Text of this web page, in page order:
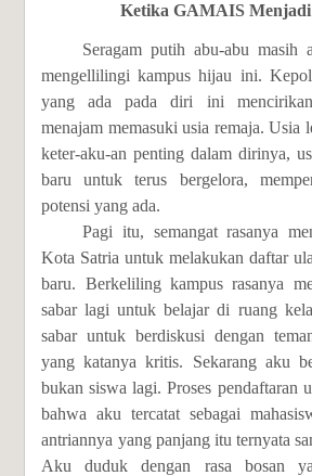
Ketika GAMAIS
Seragam putih abu-abu masih
mengellilingi kampus hijau ini.
yang ada pada diri ini
menajam memasuki usia remaja. Usia
keter-aku-an penting dalam dirinya,
baru untuk terus bergelora,
potensi yang ada.
Pagi itu, semangat rasanya
Kota Satria untuk melakukan daftar
baru. Berkeliling kampus rasanya
sabar lagi untuk belajar di ruang
sabar untuk berdiskusi dengan
yang katanya kritis. Sekarang aku
bukan siswa lagi. Proses pendaftaran
bahwa aku tercatat sebagai
antriannya yang panjang itu ternyata
Aku duduk dengan rasa bosan